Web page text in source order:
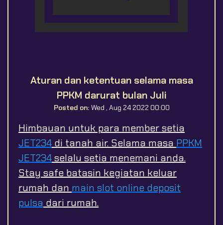
Aturan dan ketentuan selama masa
PPKM darurat bulan Juli
Posted on: Wed , Aug 24 2022 00:00
Himbauan untuk para member setia
JET234 di tanah air. Selama masa PPKM
JET234selalu setia menemani anda.
Stay safe batasin kegiatan keluar
rumah dan main slot online deposit
pulsa dari rumah.